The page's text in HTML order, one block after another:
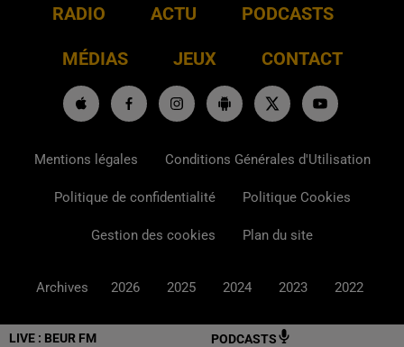
LIVE : BEUR FM PODCASTS
RADIO ACTU PODCASTS
MÉDIAS JEUX CONTACT
Mentions légales Conditions Générales d'Utilisation
Politique de confidentialité Politique Cookies
Gestion des cookies Plan du site
Archives 2026 2025 2024 2023 2022